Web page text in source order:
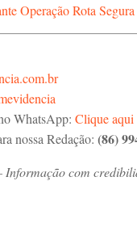
Operação Rota
WhatsApp: Clique aqui
nossa Redação: (86)
Informação com